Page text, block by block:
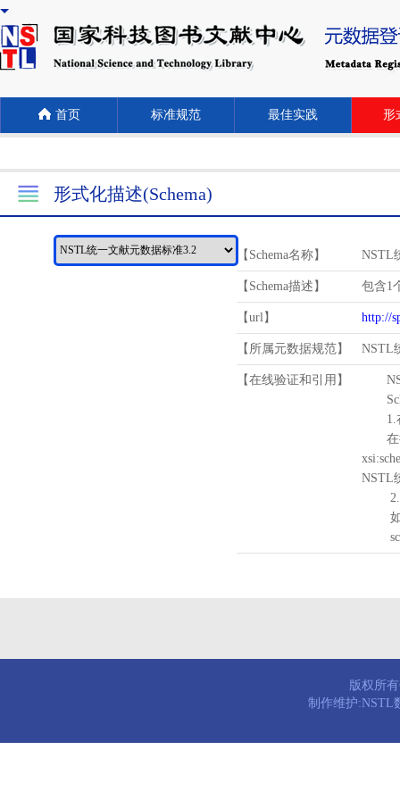
首页 标准规范 最佳实践 形
形式化描述(Schema)
【Schema名称】 NSTL
【Schema描述】 包含1
【url】 http://
【所属元数据规范】 NSTL
【在线验证和引用】
1.
在待
NSTL
2.
如需
版权所
制作维护:NSTL